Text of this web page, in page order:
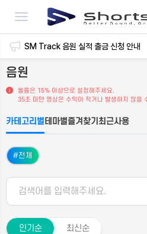
메타 플랫폼 SM VIBE 음원 사용 영상
SM Track 음원 실적 출금 신청 안내
쇼츠뮤직 12월 정산 관련 추가 공지 건
쇼츠뮤직 12월 정산 안내
콘텐츠 전수조사 및 정산 일정 안내
음원
볼륨은 15% 이상으로 설정해주세요.
35초 미만 영상은 수익이 적거나 발생하지 않을
카테고리별 테마별즐겨찾기 최근사용
#전체
인기순 최신순